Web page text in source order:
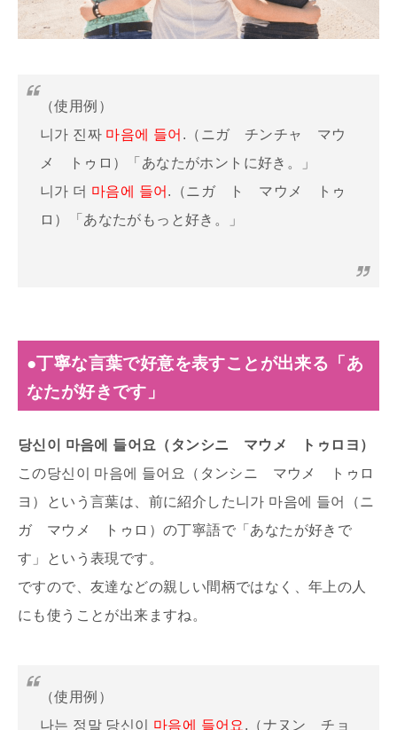
（使用例）
니가 진짜 마음에 들어 .（ニガ チンチャ マウ
メ トゥロ）「あなたがホントに好き。」
니가 더 마음에 들어 .（ニガ ト マウメ トゥ
ロ）「あなたがもっと好き。」
●丁寧な言葉で好意を表すことが出来る「あ
なたが好きです」
당신이 마음에 들어요（タンシニ マウメ トゥロヨ）
この당신이 마음에 들어요（タンシニ マウメ トゥロ
ヨ）という言葉は、前に紹介した니가 마음에 들어（ニ
ガ マウメ トゥロ）の丁寧語で「あなたが好きで
す」という表現です。
ですので、友達などの親しい間柄ではなく、年上の人
にも使うことが出来ますね。
（使用例）
나는 정말 당신이 마음에 들어요 .（ナヌン チョ